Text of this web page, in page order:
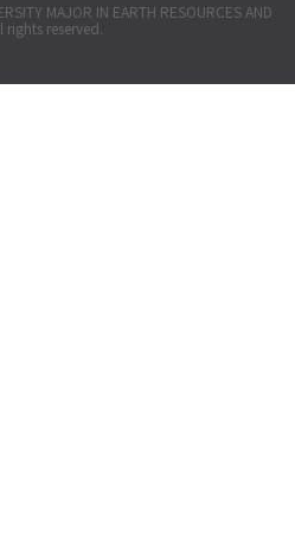
MAJOR IN EARTH RESOURCES AND
rights reserved.